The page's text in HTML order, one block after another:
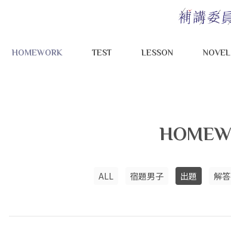
HOMEWORK TEST LESSON NOVEL
ALL 宿題男子 出題 解答